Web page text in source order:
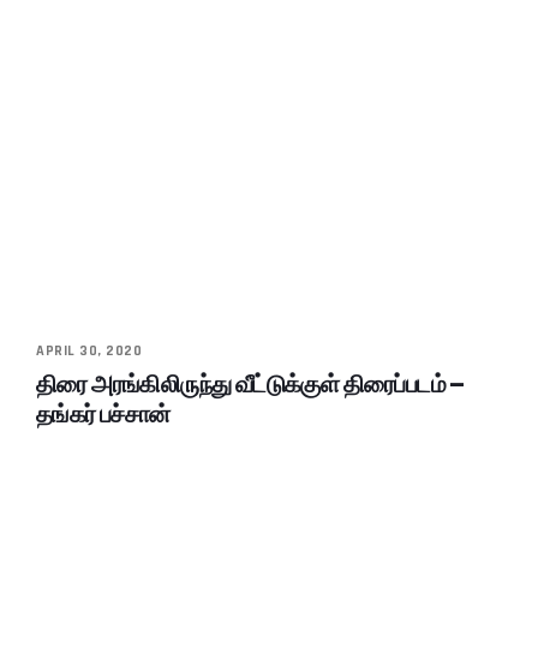
APRIL 30, 2020
திரை அரங்கிலிருந்து வீட்டுக்குள் திரைப்படம் –
தங்கர் பச்சான்